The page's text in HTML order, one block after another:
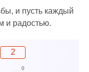
и пусть каждый
и радостью.
2
0